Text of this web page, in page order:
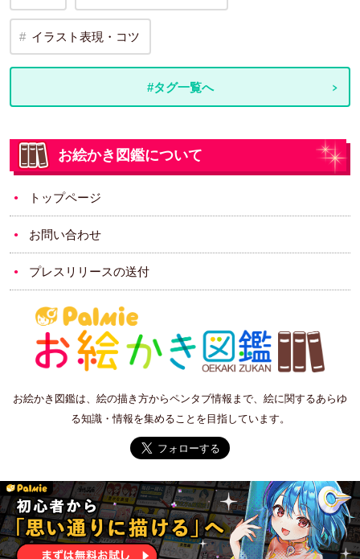
イラスト表現・コツ
#タグ一覧へ
お絵かき図鑑について
トップページ
お問い合わせ
プレスリリースの送付
お絵かき図鑑は、絵の描き方からペンタブ情報まで、絵に関するあらゆ
る知識・情報を集めることを目指しています。